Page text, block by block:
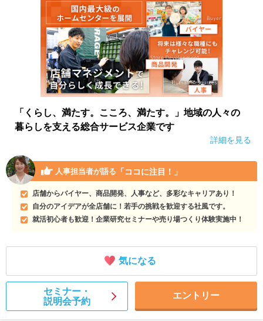
「くらし、満たす。こころ、満たす。」地域の人々の
暮らしを支える総合サービス企業です
詳細を見る
人事担当者が語る 「ココに注目！」
店舗からバイヤー、商品開発、人事など、多彩なキャリアあり！
自分のアイデアが全店舗に！若手の挑戦を歓迎する社風です。
就活初心者も歓迎！企業研究セミナーや売り場つくり体験実施中！
気になる
セミナー・
説明会予約
エントリー